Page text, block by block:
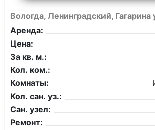
Вологда, Ленинградский,
Аренда:
Цена:
За кв. м.:
Кол. ком.:
Комнаты:
Кол. сан. уз.:
Сан. узел:
Ремонт: